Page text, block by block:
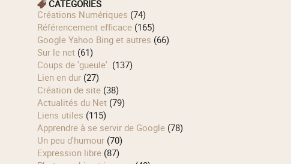
CATÉGORIES
Créations Numériques (74)
Référencement efficace(165)
Google Yahoo Bing et autres (66)
Sur le net(61)
Coups de 'gueule'. (137)
Lien en dur(27)
Création de site(38)
Actualités du Net(79)
Liens utiles (115)
Apprendre à se servir de Google(78)
Un peu d'humour(70)
Expression libre(87)